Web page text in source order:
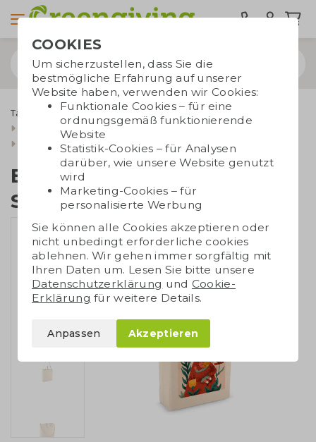
Taschen bedrucken Tragetaschen
Baumwolltaschen
Baumwollshopper S bis XL
Baumwolltasche mit Schulterriemen
Baumwolltasche mit
Schulterriemen
COOKIES
Um sicherzustellen, dass Sie die
bestmögliche Erfahrung auf unserer
Website haben, verwenden wir Cookies:
Funktionale Cookies – für eine
ordnungsgemäß funktionierende
Website
Statistik-Cookies – für Analysen
darüber, wie unsere Website genutzt
wird
Marketing-Cookies – für
personalisierte Werbung
Sie können alle Cookies akzeptieren oder
nicht unbedingt erforderliche cookies
ablehnen. Wir gehen immer sorgfältig mit
Ihren Daten um. Lesen Sie bitte unsere
Datenschutzerklärung und Cookie-
Erklärung für weitere Details.
Anpassen Akzeptieren